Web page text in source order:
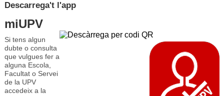
Descarrega't l'app
miUPV
Si tens algun
dubte o consulta
que vulgues fer a
alguna Escola,
Facultat o Servei
de la UPV
accedeix a la